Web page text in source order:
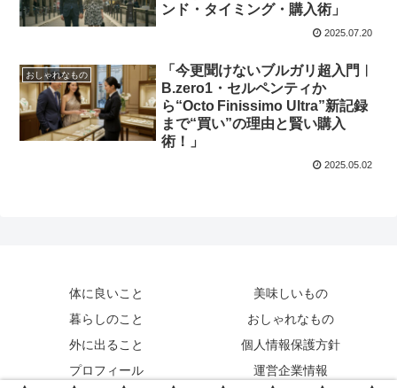
ンド・タイミング・購入術」
2025.07.20
おしゃれなもの
「今更聞けないブルガリ超入門︱
B.zero1・セルペンティか
ら“Octo Finissimo Ultra”新記録
まで“買い”の理由と賢い購入
術！」
2025.05.02
体に良いこと
美味しいもの
暮らしのこと
おしゃれなもの
外に出ること
個人情報保護方針
プロフィール
運営企業情報